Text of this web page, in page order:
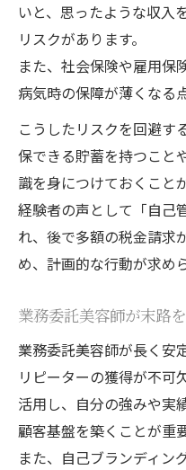
いと、思ったような収入
リスクがあります。
また、社会保険や雇用保
病気時の保障が薄くなる
こうしたリスクを回避す
保できる貯蓄を持つこと
識を身につけておくこと
経験者の声として「自己
れ、後で多額の税金請求
め、計画的な行動が求め
業務委託美容師が末路
業務委託美容師が長く安
リピーターの獲得が不可
活用し、自分の強みや実
顧客基盤を築くことが重
また、自己ブランディン